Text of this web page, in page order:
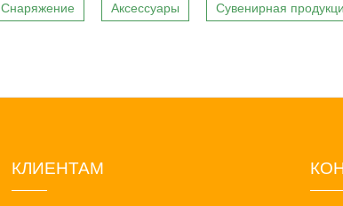
Снаряжение Аксессуары Сувенирная
КЛИЕНТАМ